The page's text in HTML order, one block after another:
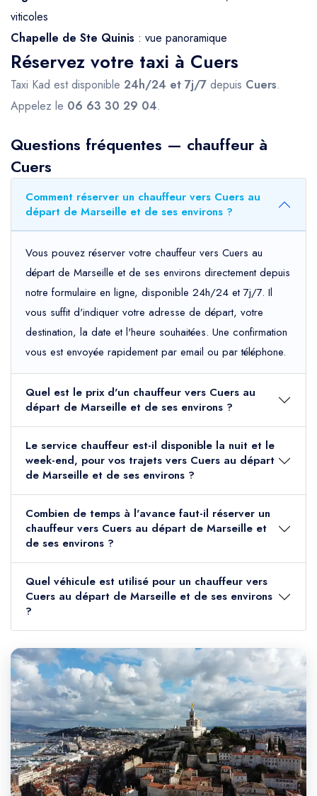
viticoles
Chapelle de Ste Quinis : vue panoramique
Réservez votre taxi à Cuers
Taxi Kad est disponible 24h/24 et 7j/7 depuis Cuers.
Appelez le 06 63 30 29 04.
Questions fréquentes — chauffeur à
Cuers
Comment réserver un chauffeur vers Cuers au
départ de Marseille et de ses environs ?
Vous pouvez réserver votre chauffeur vers Cuers au
départ de Marseille et de ses environs directement depuis
notre formulaire en ligne, disponible 24h/24 et 7j/7. Il
vous suffit d'indiquer votre adresse de départ, votre
destination, la date et l'heure souhaitées. Une confirmation
vous est envoyée rapidement par email ou par téléphone.
Quel est le prix d'un chauffeur vers Cuers au
départ de Marseille et de ses environs ?
Le service chauffeur est-il disponible la nuit et le
week-end, pour vos trajets vers Cuers au départ
de Marseille et de ses environs ?
Combien de temps à l'avance faut-il réserver un
chauffeur vers Cuers au départ de Marseille et
de ses environs ?
Quel véhicule est utilisé pour un chauffeur vers
Cuers au départ de Marseille et de ses environs
?